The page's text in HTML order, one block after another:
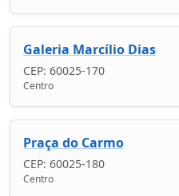
Galeria Marcílio Dias
CEP: 60025-170
Centro
Praça do Carmo
CEP: 60025-180
Centro